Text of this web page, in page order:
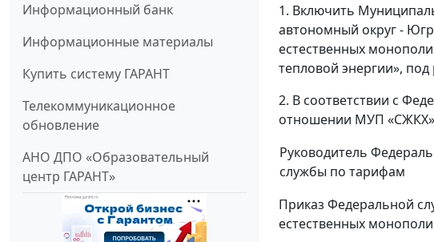
Информационный банк
Информационные материалы
Купить систему ГАРАНТ
Телекоммуникационное
обновление
АНО ДПО «Образовательный
центр ГАРАНТ»
1. Включить
автономный округ -
естественных
тепловой энергии»,
2. В соответствии с
отношении МУП «СЖКХ»
Руководитель
службы по тарифам
Приказ Федеральной
естественных